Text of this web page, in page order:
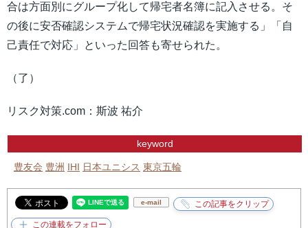
合は方面別にグループ化して帰宅者名簿に記入させる。そ
の後に安否確認システムで帰宅状況確認を実施する」「自
己責任で対応」といった回答も寄せられた。
（了）
リスク対策.com：斯波 祐介
keyword
豊友会 豊洲 IHI 日本ユニシス 東京五輪
e-mail